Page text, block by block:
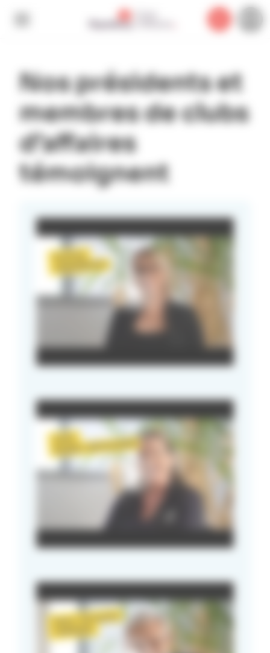
Nos présidents et
membres de clubs
d’affaires
témoignent
Panneau de gestion des cookies